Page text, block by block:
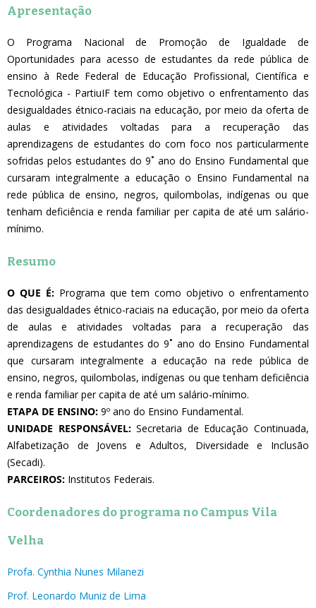
Apresentação
O Programa Nacional de Promoção de Igualdade de
Oportunidades para acesso de estudantes da rede pública de
ensino à Rede Federal de Educação Profissional, Científica e
Tecnológica - PartiuIF tem como objetivo o enfrentamento das
desigualdades étnico-raciais na educação, por meio da oferta de
aulas e atividades voltadas para a recuperação das
aprendizagens de estudantes do com foco nos particularmente
sofridas pelos estudantes do 9˚ ano do Ensino Fundamental que
cursaram integralmente a educação o Ensino Fundamental na
rede pública de ensino, negros, quilombolas, indígenas ou que
tenham deficiência e renda familiar per capita de até um salário-
mínimo.
Resumo
O QUE É:Programa que tem como objetivo o enfrentamento
das desigualdades étnico-raciais na educação, por meio da oferta
de aulas e atividades voltadas para a recuperação das
aprendizagens de estudantes do 9˚ ano do Ensino Fundamental
que cursaram integralmente a educação na rede pública de
ensino, negros, quilombolas, indígenas ou que tenham deficiência
e renda familiar per capita de até um salário-mínimo.
ETAPA DE ENSINO: 9º ano do Ensino Fundamental.
UNIDADE RESPONSÁVEL:Secretaria de Educação Continuada,
Alfabetização de Jovens e Adultos, Diversidade e Inclusão
(Secadi).
PARCEIROS: Institutos Federais.
Coordenadores do programa no Campus Vila
Velha
Profa. Cynthia Nunes Milanezi
Prof. Leonardo Muniz de Lima